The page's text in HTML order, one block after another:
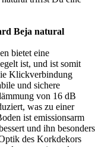
Beja natural
bietet eine
ist, und ist somit
Klickverbindung
und sichere
von 16 dB
was zu einer
ist emissionsarm
und ihn besonders
des Korkdekors